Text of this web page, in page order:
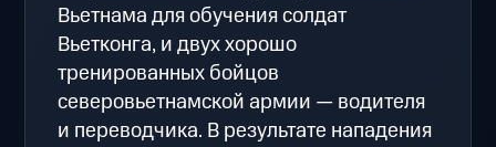
Вьетнама для обучения солдат
Вьетконга, и двух хорошо
тренированных бойцов
северовьетнамской армии — водителя
и переводчика. В результате нападения